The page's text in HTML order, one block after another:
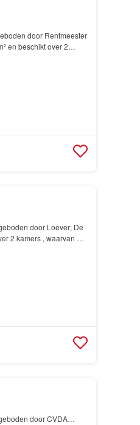
door Rentmeester
en beschikt over 2
door Loever; De
2 kamers , waarvan 1
door CVDA…